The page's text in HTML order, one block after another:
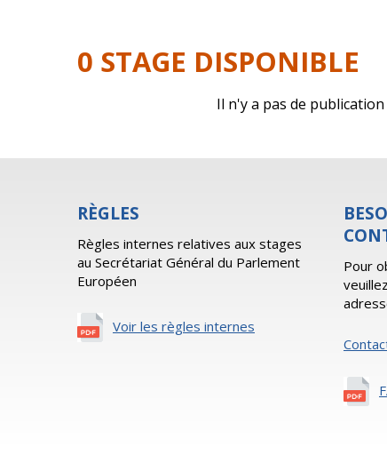
0 STAGE DISPONIBLE
Il n'y a pas de
RÈGLES
Règles internes relatives aux stages
au Secrétariat Général du Parlement
Européen
Voir les règles internes
Pour